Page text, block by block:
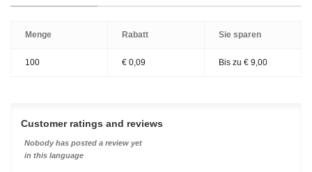
Menge Rabatt Sie sparen
100 € 0,09 Bis zu € 9,00
Customer ratings and reviews
Nobody has posted a review yet
in this language